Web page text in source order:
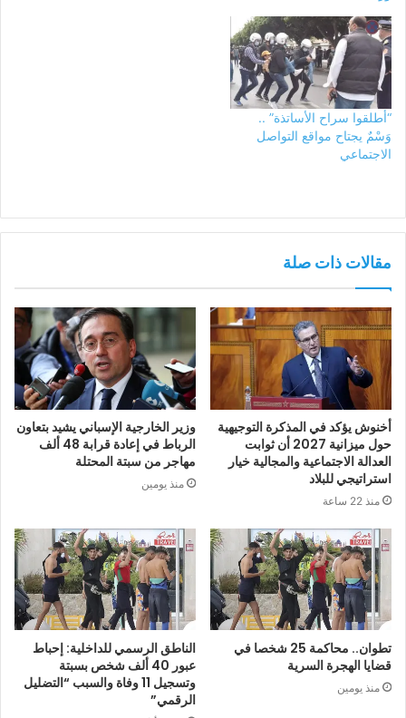
“أطلقوا سراح الأساتذة” ..
وَسْمٌ يجتاح مواقع التواصل
الاجتماعي
مقالات ذات صلة
أخنوش يؤكد في المذكرة التوجيهية
حول ميزانية 2027 أن ثوابت
العدالة الاجتماعية والمجالية خيار
استراتيجي للبلاد
منذ 22 ساعة
وزير الخارجية الإسباني يشيد بتعاون
الرباط في إعادة قرابة 48 ألف
مهاجر من سبتة المحتلة
منذ يومين
تطوان.. محاكمة 25 شخصا في
قضايا الهجرة السرية
منذ يومين
الناطق الرسمي للداخلية: إحباط
عبور 40 ألف شخص بسبتة
وتسجيل 11 وفاة والسبب “التضليل
الرقمي”